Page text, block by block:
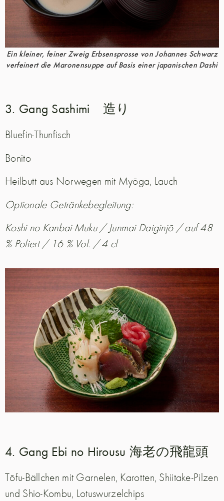
Ein kleiner, feiner Zweig Erbsensprosse von Johannes Schwarz
verfeinert die Maronensuppe auf Basis einer japanischen Dashi
3. Gang Sashimi 造り
Bluefin-Thunfisch
Bonito
Heilbutt aus Norwegen mit Myōga, Lauch
Optionale Getränkebegleitung:
Koshi no Kanbai-Muku / Junmai Daiginjō / auf 48
% Poliert / 16 % Vol. / 4 cl
4. Gang Ebi no Hirousu 海老の飛龍頭
Tōfu-Bällchen mit Garnelen, Karotten, Shiitake-Pilzen
und Shio-Kombu, Lotuswurzelchips